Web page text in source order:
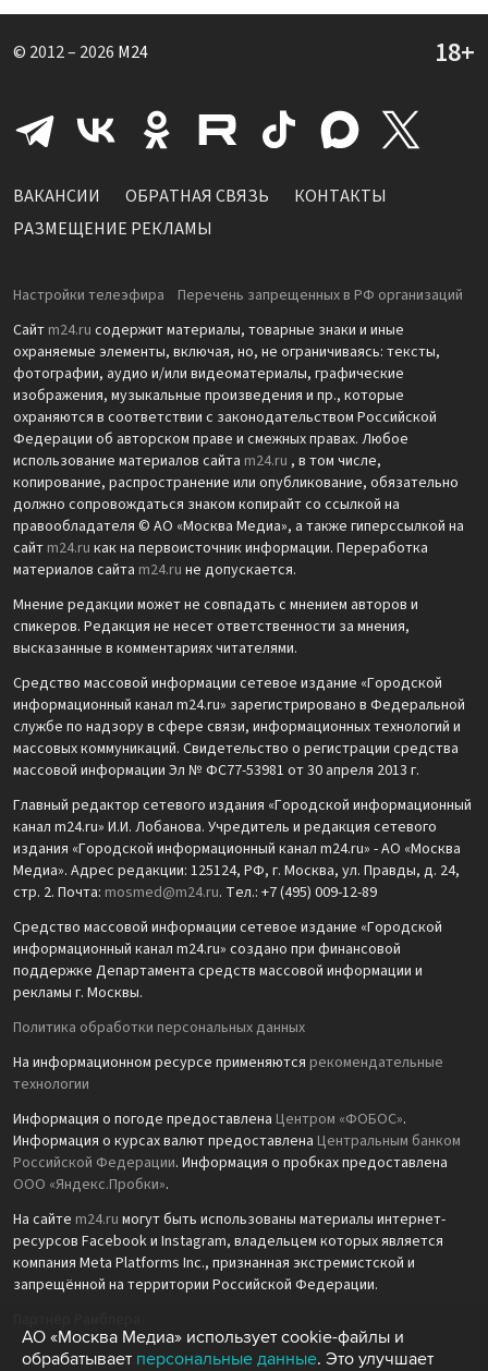
© 2012 – 2026 M24
ВАКАНСИИ ОБРАТНАЯ СВЯЗЬ
КОНТАКТЫ
РАЗМЕЩЕНИЕ РЕКЛАМЫ
Настройки телеэфира
Перечень запрещенных в РФ организаций
Сайт m24.ru содержит материалы, товарные знаки и иные
охраняемые элементы, включая, но, не ограничиваясь: тексты,
фотографии, аудио и/или видеоматериалы, графические
изображения, музыкальные произведения и пр., которые
охраняются в соответствии с законодательством Российской
Федерации об авторском праве и смежных правах. Любое
использование материалов сайта m24.ru , в том числе,
копирование, распространение или опубликование, обязательно
должно сопровождаться знаком копирайт со ссылкой на
правообладателя © АО «Москва Медиа», а также гиперссылкой на
сайт m24.ru как на первоисточник информации. Переработка
материалов сайта m24.ru не допускается.
Мнение редакции может не совпадать с мнением авторов и
спикеров. Редакция не несет ответственности за мнения,
высказанные в комментариях читателями.
Средство массовой информации сетевое издание «Городской
информационный канал m24.ru» зарегистрировано в Федеральной
службе по надзору в сфере связи, информационных технологий и
массовых коммуникаций. Свидетельство о регистрации средства
массовой информации Эл № ФС77-53981 от 30 апреля 2013 г.
Главный редактор сетевого издания «Городской информационный
канал m24.ru» И.И. Лобанова. Учредитель и редакция сетевого
издания «Городской информационный канал m24.ru» - АО «Москва
Медиа». Адрес редакции: 125124, РФ, г. Москва, ул. Правды, д. 24,
стр. 2. Почта: mosmed@m24.ru. Тел.: +7 (495) 009-12-89
Средство массовой информации сетевое издание «Городской
информационный канал m24.ru» создано при финансовой
поддержке Департамента средств массовой информации и
рекламы г. Москвы.
Политика обработки персональных данных
На информационном ресурсе применяются рекомендательные
технологии
Информация о погоде предоставлена Центром «ФОБОС».
Информация о курсах валют предоставлена Центральным банком
Российской Федерации. Информация о пробках предоставлена
ООО «Яндекс.Пробки».
На сайте m24.ru могут быть использованы материалы интернет-
ресурсов Facebook и Instagram, владельцем которых является
компания Meta Platforms Inc., признанная экстремистской и
запрещённой на территории Российской Федерации.
АО «Москва Медиа» использует cookie-файлы и
обрабатывает персональные данные. Это улучшает